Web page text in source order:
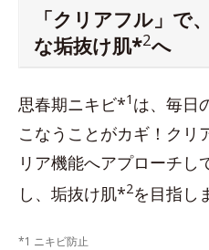
「クリアフル」で
な垢抜け肌*2へ
思春期ニキビ*1 は、毎日
こなうことがカギ！クリ
リア機能へアプローチし
し、垢抜け肌*2を目指し
*1 ニキビ防止